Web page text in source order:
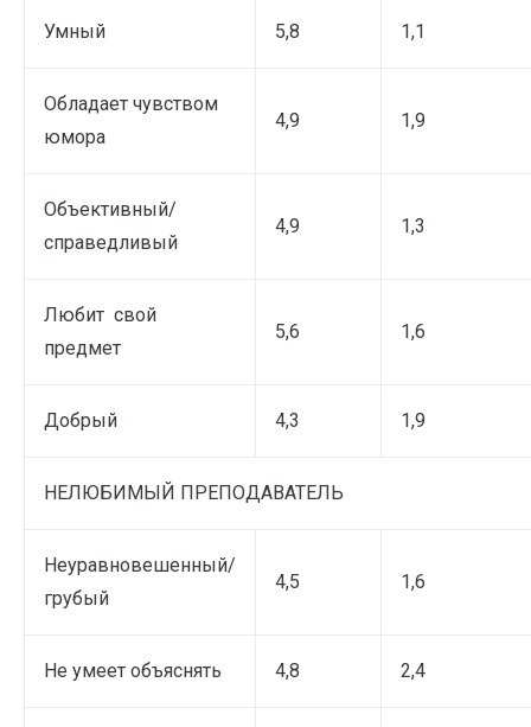
Умный 5,8 1,1
Обладает чувством
юмора
4,9 1,9
Объективный/
справедливый
4,9 1,3
Любит свой
предмет
5,6 1,6
Добрый 4,3 1,9
НЕЛЮБИМЫЙ ПРЕПОДАВАТЕЛЬ
Неуравновешенный/
грубый
4,5 1,6
Не умеет объяснять 4,8 2,4